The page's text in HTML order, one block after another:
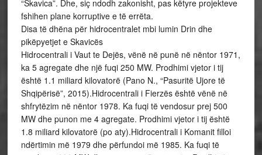
“Skavica”. Dhe, siç ndodh zakonisht, pas këtyre projekteve
fshihen plane korruptive e të errëta.
Disa të dhëna për hidrocentralet mbi lumin Drin dhe
pikëpyetjet e Skavicës
Hidrocentrali i Vaut te Dejës, vënë në punë në nëntor 1971,
ka 5 agregate dhe një fuqi 250 MW. Prodhimi vjetor i tij
është 1.1 miliard kilovatorë (Pano N., “Pasuritë Ujore të
Shqipërisë”, 2015).Hidrocentrali i Fierzës është vënë në
shfrytëzim në nëntor 1978. Ka fuqi të vendosur prej 500
MW dhe punon me 4 agregate. Prodhimi vjetor i tij është
1.8 miliard kilovatorë (po aty).Hidrocentrali i Komanit filloi
ndërtimin më 1979 dhe përfundoi më 1985. Ka fuqi të